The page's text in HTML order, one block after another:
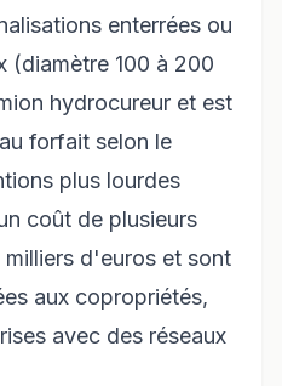
enterrées ou
(diamètre 100 à 200
hydrocureur et est
forfait selon le
plus lourdes
coût de plusieurs
d'euros et sont
aux copropriétés,
avec des réseaux